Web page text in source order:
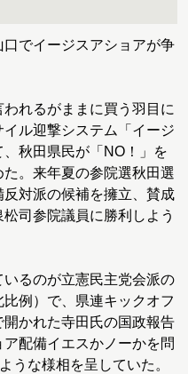
口でイージスアショアが争
れるがままに買う羽目に
ル迎撃システム「イージ
秋田県民が「NO！」を
。来年夏の参院選秋田選
対派の候補を擁立、賛成
司参院議員に勝利しよう
るのが立憲民主党会派の
例）で、県連キックオフ
かれた寺田氏の国政報告
配備イエスかノーかを問
うな様相を呈していた。